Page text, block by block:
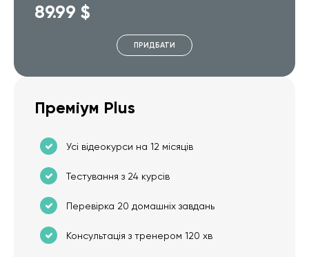
89.99 $
ПРИДБАТИ
Преміум Plus
Усі відеокурси на 12 місяців
Тестування з 24 курсів
Перевірка 20 домашніх завдань
Консультація з тренером 120 хв